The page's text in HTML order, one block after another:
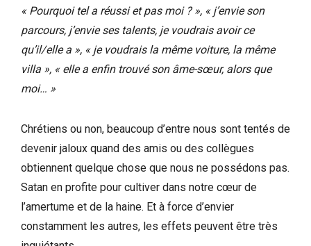
« Pourquoi tel a réussi et pas moi ? », « j’envie son
parcours, j’envie ses talents, je voudrais avoir ce
qu’il/elle a », « je voudrais la même voiture, la même
villa », « elle a enfin trouvé son âme-sœur, alors que
moi… »
Chrétiens ou non, beaucoup d’entre nous sont tentés de
devenir jaloux quand des amis ou des collègues
obtiennent quelque chose que nous ne possédons pas.
Satan en profite pour cultiver dans notre cœur de
l’amertume et de la haine. Et à force d’envier
constamment les autres, les effets peuvent être très